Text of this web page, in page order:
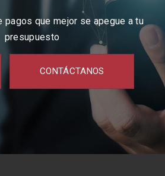
pagos que mejor se apegue a tu
presupuesto
CONTÁCTANOS